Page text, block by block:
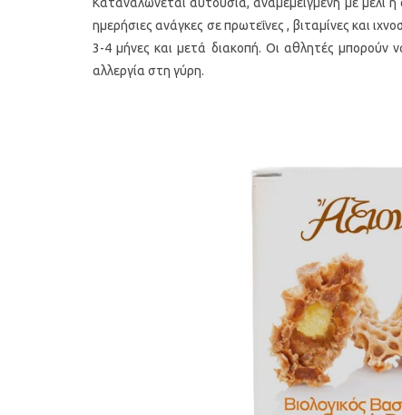
ημερήσιες ανάγκες σε πρωτεΐνες , βιταμίνες και
3-4 μήνες και μετά διακοπή. Οι αθλητές
αλλεργία στη γύρη.